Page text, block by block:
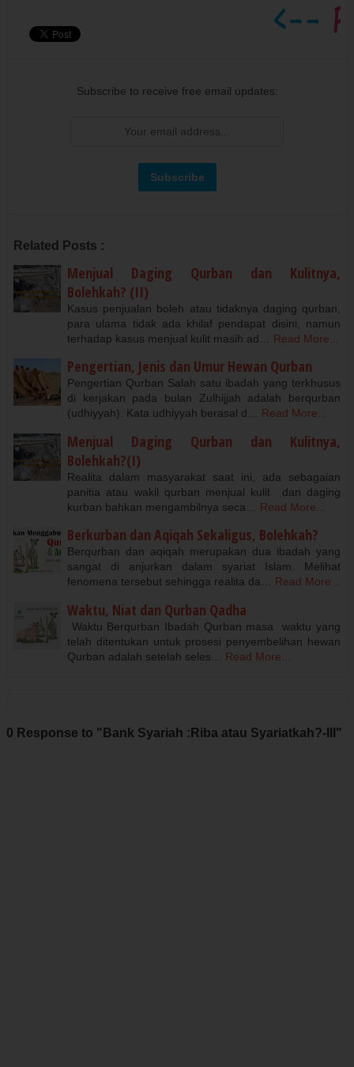
Subscribe to receive free email updates:
Related Posts :
Menjual Daging Qurban dan Kulitnya,
Bolehkah? (II)
Kasus penjualan boleh atau tidaknya daging qurban,
para ulama tidak ada khilaf pendapat disini, namun
terhadap kasus menjual kulit masih ad…
Read More...
Pengertian, Jenis dan Umur Hewan Qurban
Pengertian Qurban Salah satu ibadah yang terkhusus
di kerjakan pada bulan Zulhijjah adalah berqurban
(udhiyyah). Kata udhiyyah berasal d…
Read More...
Menjual Daging Qurban dan Kulitnya,
Bolehkah?(I)
Realita dalam masyarakat saat ini, ada sebagaian
panitia atau wakil qurban menjual kulit dan daging
kurban bahkan mengambilnya seca…
Read More...
Berkurban dan Aqiqah Sekaligus, Bolehkah?
Berqurban dan aqiqah merupakan dua ibadah yang
sangat di anjurkan dalam syariat Islam. Melihat
fenomena tersebut sehingga realita da…
Read More...
Waktu, Niat dan Qurban Qadha
Waktu Berqurban Ibadah Qurban masa waktu yang
telah ditentukan untuk prosesi penyembelihan hewan
Qurban adalah setelah seles…
Read More...
0 Response to "Bank Syariah :Riba atau Syariatkah?-III"